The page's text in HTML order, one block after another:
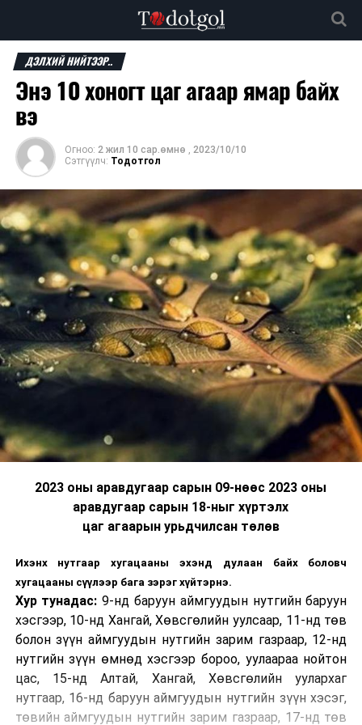
ДЭЛХИЙ НИЙТЭЭР..
Энэ 10 хоногт цаг агаар ямар байх
вэ
Огноо: 2 жил 10 сар.өмнө , 2023/10/10
Сэтгүүлч: Тодотгол
2023 оны аравдугаар сарын 09-нөөс 2023 оны
аравдугаар сарын 18-ныг хүртэлх
цаг агаарын урьдчилсан төлөв
Ихэнх нутгаар хугацааны эхэнд дулаан байх боловч
хугацааны сүүлээр бага зэрэг хүйтэрнэ.
Хур тунадас: 9-нд баруун аймгуудын нутгийн баруун
хэсгээр, 10-нд Хангай, Хөвсгөлийн уулсаар, 11-нд төв
болон зүүн аймгуудын нутгийн зарим газраар, 12-нд
нутгийн зүүн өмнөд хэсгээр бороо, уулаараа нойтон
цас, 15-нд Алтай, Хангай, Хөвсгөлийн уулархаг
нутгаар, 16-нд баруун аймгуудын нутгийн зүүн хэсэг,
төвийн аймгуудын нутгийн зарим газраар, 17-нд төв